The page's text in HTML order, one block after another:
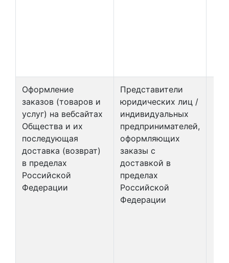
Оформление
заказов (товаров и
услуг) на вебсайтах
Общества и их
последующая
доставка (возврат)
в пределах
Российской
Федерации
Представители
юридических лиц /
индивидуальных
предпринимателей,
оформляющих
заказы с
доставкой в
пределах
Российской
Федерации